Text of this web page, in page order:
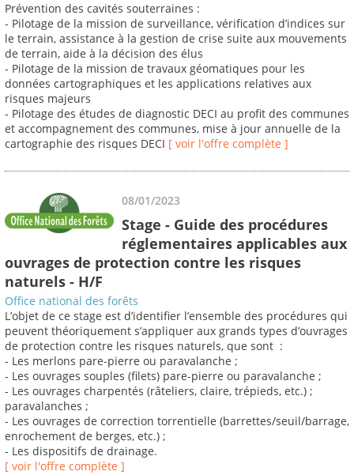
Prévention des cavités souterraines :
- Pilotage de la mission de surveillance, vérification d’indices sur
le terrain, assistance à la gestion de crise suite aux mouvements
de terrain, aide à la décision des élus
- Pilotage de la mission de travaux géomatiques pour les
données cartographiques et les applications relatives aux
risques majeurs
- Pilotage des études de diagnostic DECI au profit des communes
et accompagnement des communes, mise à jour annuelle de la
cartographie des risques DECI [ voir l'offre complète ]
08/01/2023
Stage - Guide des procédures
réglementaires applicables aux
ouvrages de protection contre les risques
naturels - H/F
Office national des forêts
L’objet de ce stage est d’identifier l’ensemble des procédures qui
peuvent théoriquement s’appliquer aux grands types d’ouvrages
de protection contre les risques naturels, que sont :
- Les merlons pare-pierre ou paravalanche ;
- Les ouvrages souples (filets) pare-pierre ou paravalanche ;
- Les ouvrages charpentés (râteliers, claire, trépieds, etc.) ;
paravalanches ;
- Les ouvrages de correction torrentielle (barrettes/seuil/barrage,
enrochement de berges, etc.) ;
- Les dispositifs de drainage.
[ voir l'offre complète ]